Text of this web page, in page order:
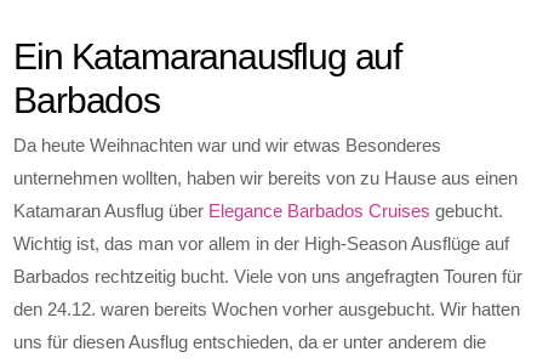
Ein Katamaranausflug auf
Barbados
Da heute Weihnachten war und wir etwas Besonderes
unternehmen wollten, haben wir bereits von zu Hause aus einen
Katamaran Ausflug über Elegance Barbados Cruises gebucht.
Wichtig ist, das man vor allem in der High-Season Ausflüge auf
Barbados rechtzeitig bucht. Viele von uns angefragten Touren für
den 24.12. waren bereits Wochen vorher ausgebucht. Wir hatten
uns für diesen Ausflug entschieden, da er unter anderem die